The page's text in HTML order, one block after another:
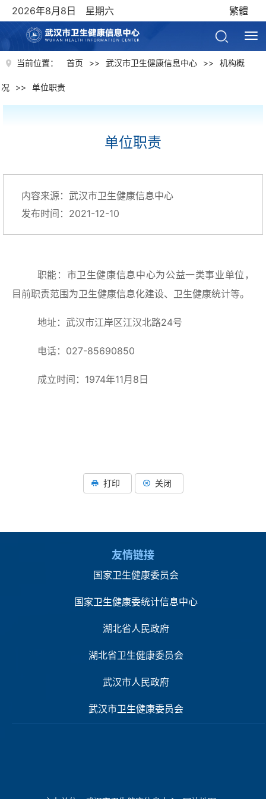
2026年8月8日 星期六 繁體
当前位置： 首页 >> 武汉市卫生健康信息中心 >> 机构概
况 >> 单位职责
单位职责
内容来源：武汉市卫生健康信息中心
发布时间：2021-12-10
职能：市卫生健康信息中心为公益一类事业单位，
目前职责范围为卫生健康信息化建设、卫生健康统计等。
地址：武汉市江岸区江汉北路24号
电话： 027-85690850
成立时间： 1974年11月 8日
打印 关闭
友情链接
国家卫生健康委员会
国家卫生健康委统计信息中心
湖北省人民政府
湖北省卫生健康委员会
武汉市人民政府
武汉市卫生健康委员会